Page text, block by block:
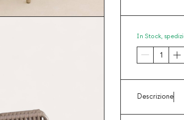
In Stock,
Descrizione